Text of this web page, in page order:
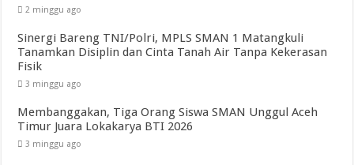
2 minggu ago
Sinergi Bareng TNI/Polri, MPLS SMAN 1 Matangkuli
Tanamkan Disiplin dan Cinta Tanah Air Tanpa Kekerasan
Fisik
3 minggu ago
Membanggakan, Tiga Orang Siswa SMAN Unggul Aceh
Timur Juara Lokakarya BTI 2026
3 minggu ago